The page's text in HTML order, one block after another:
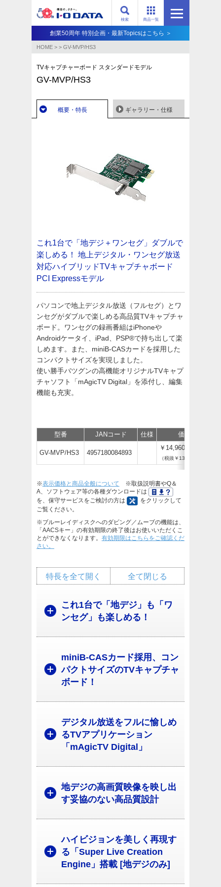
商品一覧
検索
創業50周年 特別企画・最新Topicsはこちら ＞
HOME > > GV-MVP/HS3
TVキャプチャーボード スタンダードモデル
GV-MVP/HS3
概要・特長 ギャラリー・仕様
これ1台で「地デジ＋ワンセグ」ダブルで
楽しめる！
地上デジタル・ワンセグ放送
対応ハイブリッドTVキャプチャボード
PCI Expressモデル
パソコンで地上デジタル放送（フルセグ）とワ
ンセグがダブルで楽しめる高品質TVキャプチャ
ボード。ワンセグの録画番組はiPhoneや
Androidケータイ、iPad、PSP®で持ち出して楽
しめます。また、miniB-CASカードを採用した
コンパクトサイズを実現しました。
使い勝手バツグンの高機能オリジナルTVキャプ
チャソフト「mAgicTV Digital」を添付し、編集
機能も充実。
型番 JANコード 仕様 価格
GV-MVP/HS3 4957180084893
￥14,960
（税抜￥13,600）
※表示価格と商品全般について ※取扱説明書やQ＆
A、ソフトウェア等の各種ダウンロードは
を、保守サービスをご検討の方は
をクリックして
ご覧ください。
※ブルーレイディスクへのダビング／ムーブの機能は、
「AACSキー」の有効期限の終了後はお使いいただくこ
とができなくなります。 有効期限はこちらをご確認くだ
さい。
全て閉じる
特長を全て開く
これ1台で「地デジ」も「ワ
ンセグ」も楽しめる！
miniB-CASカード採用、コン
パクトサイズのTVキャプチャ
ボード！
デジタル放送をフルに愉しめ
るTVアプリケーション
「mAgicTV Digital」
地デジの高画質映像を映し出
す妥協のない高品質設計
ハイビジョンを美しく再現す
る「Super Live Creation
Engine」搭載 [地デジのみ]